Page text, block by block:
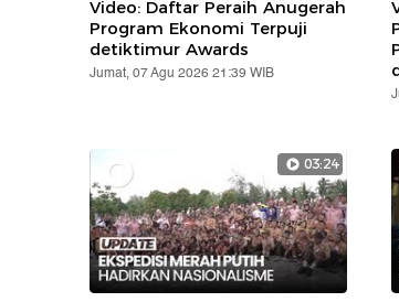
Video: Daftar Peraih Anugerah
Program Ekonomi Terpuji
detiktimur Awards
Jumat, 07 Agu 2026 21:39 WIB
03:24